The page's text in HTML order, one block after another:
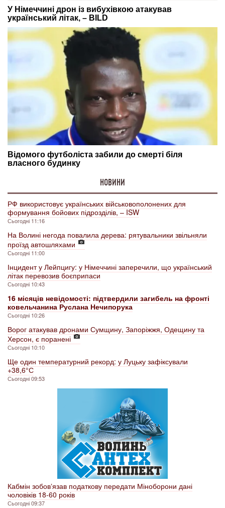
НОВИНИ
РФ використовує українських військовополонених для
формування бойових підрозділів, – ISW
Сьогодні 11:16
На Волині негода повалила дерева: рятувальники звільняли
проїзд автошляхами
Сьогодні 11:00
Інцидент у Лейпцигу: у Німеччині заперечили, що український
літак перевозив боєприпаси
Сьогодні 10:43
16 місяців невідомості: підтвердили загибель на фронті
ковельчанина Руслана Нечипорука
Сьогодні 10:26
Ворог атакував дронами Сумщину, Запоріжжя, Одещину та
Херсон, є поранені
Сьогодні 10:10
Ще один температурний рекорд: у Луцьку зафіксували
+38,6° С
Сьогодні 09:53
Кабмін зобовʼязав податкову передати Міноборони дані
чоловіків 18-60 років
Сьогодні 09:37